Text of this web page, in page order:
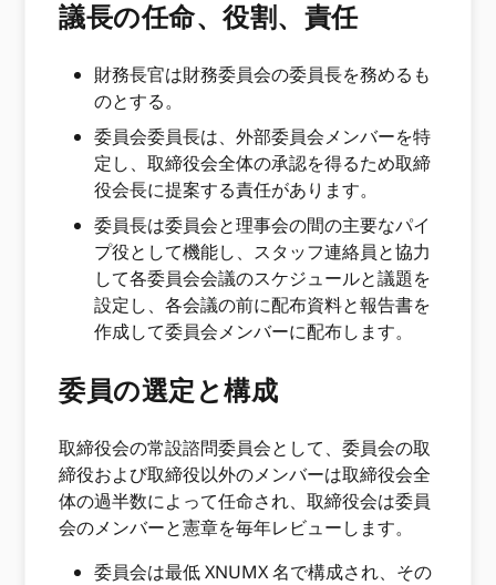
議長の任命、役割、責任
財務長官は財務委員会の委員長を務めるも
のとする。
委員会委員長は、外部委員会メンバーを特
定し、取締役会全体の承認を得るため取締
役会長に提案する責任があります。
委員長は委員会と理事会の間の主要なパイ
プ役として機能し、スタッフ連絡員と協力
して各委員会会議のスケジュールと議題を
設定し、各会議の前に配布資料と報告書を
作成して委員会メンバーに配布します。
委員の選定と構成
取締役会の常設諮問委員会として、委員会の取
締役および取締役以外のメンバーは取締役会全
体の過半数によって任命され、取締役会は委員
会のメンバーと憲章を毎年レビューします。
委員会は最低 XNUMX 名で構成され、その